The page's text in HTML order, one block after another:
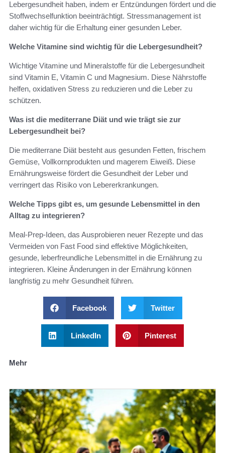
Lebergesundheit haben, indem er Entzündungen fördert und die
Stoffwechselfunktion beeinträchtigt. Stressmanagement ist
daher wichtig für die Erhaltung einer gesunden Leber.
Welche Vitamine sind wichtig für die Lebergesundheit?
Wichtige Vitamine und Mineralstoffe für die Lebergesundheit
sind Vitamin E, Vitamin C und Magnesium. Diese Nährstoffe
helfen, oxidativen Stress zu reduzieren und die Leber zu
schützen.
Was ist die mediterrane Diät und wie trägt sie zur
Lebergesundheit bei?
Die mediterrane Diät besteht aus gesunden Fetten, frischem
Gemüse, Vollkornprodukten und magerem Eiweiß. Diese
Ernährungsweise fördert die Gesundheit der Leber und
verringert das Risiko von Lebererkrankungen.
Welche Tipps gibt es, um gesunde Lebensmittel in den
Alltag zu integrieren?
Meal-Prep-Ideen, das Ausprobieren neuer Rezepte und das
Vermeiden von Fast Food sind effektive Möglichkeiten,
gesunde, leberfreundliche Lebensmittel in die Ernährung zu
integrieren. Kleine Änderungen in der Ernährung können
langfristig zu mehr Gesundheit führen.
Facebook Twitter
LinkedIn Pinterest
Mehr